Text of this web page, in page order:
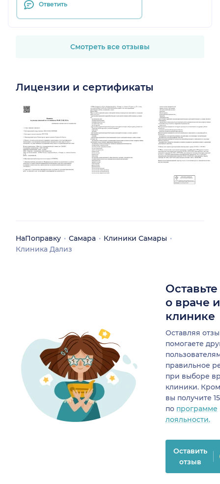
Ответить
Смотреть все отзывы
Лицензии и сертификаты
НаПоправку Самара
Клиники Самары
Клиника Дализ
о враче
клинике
Оставляя
помогаете
правильное
при выборе
клиники.
вы получите
по программе
лояльности.
Оставить
отзыв